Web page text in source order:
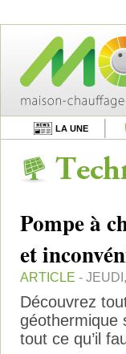
LA UNE
Pompe à
et
ARTICLE -
Découvrez
géothermique
tout ce qu’il